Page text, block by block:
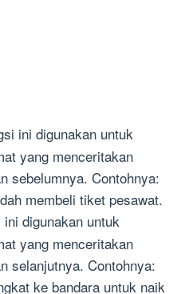
ini digunakan untuk
yang menceritakan
sebelumnya. Contohnya:
membeli tiket pesawat.
ini digunakan untuk
yang menceritakan
selanjutnya. Contohnya:
ke bandara untuk naik